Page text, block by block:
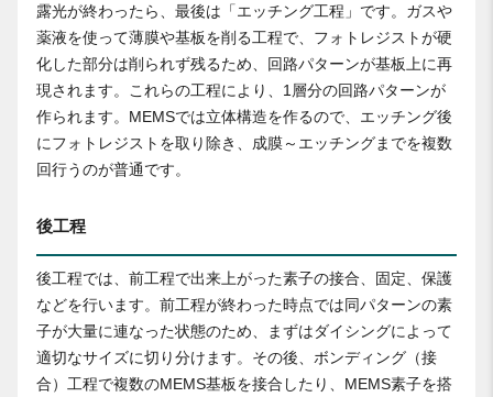
露光が終わったら、最後は「エッチング工程」です。ガスや
薬液を使って薄膜や基板を削る工程で、フォトレジストが硬
化した部分は削られず残るため、回路パターンが基板上に再
現されます。これらの工程により、1層分の回路パターンが
作られます。MEMSでは立体構造を作るので、エッチング後
にフォトレジストを取り除き、成膜～エッチングまでを複数
回行うのが普通です。
後工程
後工程では、前工程で出来上がった素子の接合、固定、保護
などを行います。前工程が終わった時点では同パターンの素
子が大量に連なった状態のため、まずはダイシングによって
適切なサイズに切り分けます。その後、ボンディング（接
合）工程で複数のMEMS基板を接合したり、MEMS素子を搭